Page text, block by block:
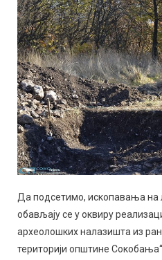
Да подсетимо, ископавања на
обављају се у оквиру
археолошких налазишта из
територији општине